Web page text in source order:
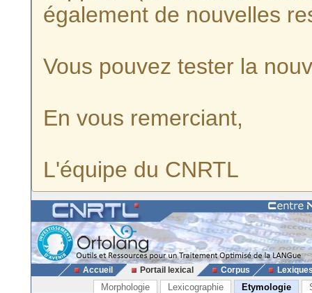
également de nouvelles
Vous pouvez tester la
En vous remerciant,
L'équipe du CNRTL
Accueil Portail lexical Corpus
Morphologie Lexicographie Etymologie